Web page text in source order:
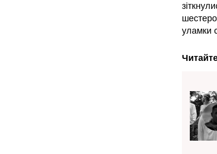
уламки